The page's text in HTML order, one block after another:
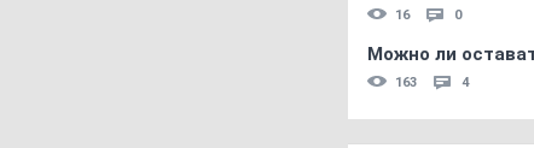
16 0
Можно ли
163 4